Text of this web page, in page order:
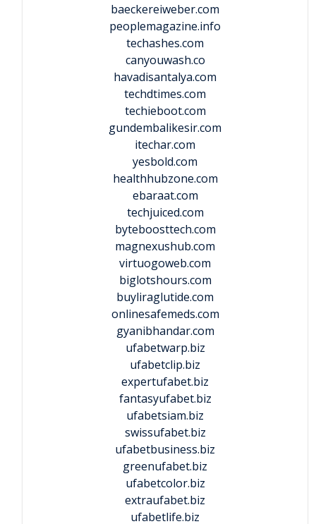
baeckereiweber.com
peoplemagazine.info
techashes.com
canyouwash.co
havadisantalya.com
techdtimes.com
techieboot.com
gundembalikesir.com
itechar.com
yesbold.com
healthhubzone.com
ebaraat.com
techjuiced.com
byteboosttech.com
magnexushub.com
virtuogoweb.com
biglotshours.com
buyliraglutide.com
onlinesafemeds.com
gyanibhandar.com
ufabetwarp.biz
ufabetclip.biz
expertufabet.biz
fantasyufabet.biz
ufabetsiam.biz
swissufabet.biz
ufabetbusiness.biz
greenufabet.biz
ufabetcolor.biz
extraufabet.biz
ufabetlife.biz